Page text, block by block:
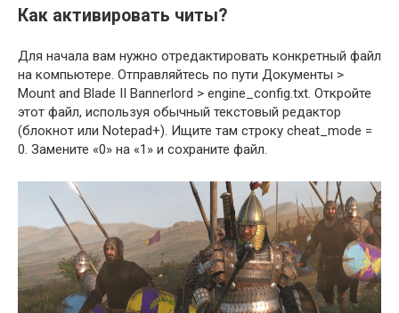
Как активировать читы?
Для начала вам нужно отредактировать конкретный файл
на компьютере. Отправляйтесь по пути Документы >
Mount and Blade II Bannerlord > engine_config.txt. Откройте
этот файл, используя обычный текстовый редактор
(блокнот или Notepad+). Ищите там строку cheat_mode =
0. Замените «0» на «1» и сохраните файл.